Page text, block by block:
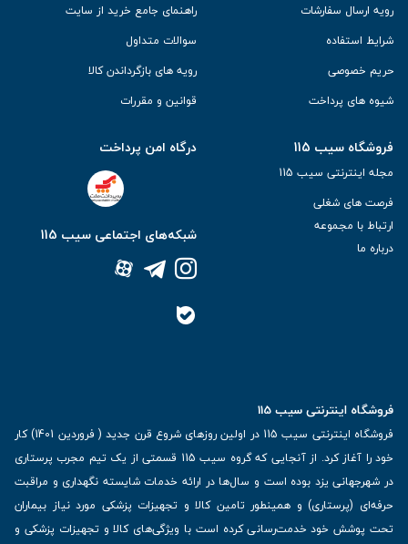
رویه ارسال سفارشات
شرایط استفاده
حریم خصوصی
شیوه های پرداخت
راهنمای جامع خرید از سایت
سوالات متداول
رویه های بازگرداندن کالا
قوانین و مقررات
فروشگاه سیب 115
مجله اینترنتی سیب 115
فرصت های شغلی
ارتباط با مجموعه
درباره ما
درگاه امن پرداخت
شبکه‌های اجتماعی سیب 115
فروشگاه اینترنتی سیب 115
فروشگاه اینترنتی سیب 115 در اولین روزهای شروع قرن جدید ( فروردین 1401) کار
خود را آغاز کرد. از آنجایی که گروه سیب 115 قسمتی از یک تیم مجرب پرستاری
در شهرجهانی یزد بوده است و سال‌ها در ارائه خدمات شایسته نگهداری و مراقبت
حرفه‌ای (پرستاری) و همینطور تامین کالا و تجهیزات پزشکی مورد نیاز بیماران
تحت پوشش خود خدمت‌رسانی کرده است با ویژگی‌های کالا و تجهیزات پزشکی و